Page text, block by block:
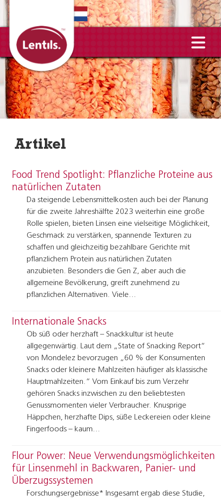
Artikel
Food Trend Spotlight: Pflanzliche Proteine aus
natürlichen Zutaten
Da steigende Lebensmittelkosten auch bei der Planung
für die zweite Jahreshälfte 2023 weiterhin eine große
Rolle spielen, bieten Linsen eine vielseitige Möglichkeit,
Geschmack zu verstärken, spannende Texturen zu
schaffen und gleichzeitig bezahlbare Gerichte mit
pflanzlichem Protein aus natürlichen Zutaten
anzubieten. Besonders die Gen Z, aber auch die
allgemeine Bevölkerung, greift zunehmend zu
pflanzlichen Alternativen. Viele…
Internationale Snacks
Ob süß oder herzhaft – Snackkultur ist heute
allgegenwärtig. Laut dem „State of Snacking Report“
von Mondelez bevorzugen „60 % der Konsumenten
Snacks oder kleinere Mahlzeiten häufiger als klassische
Hauptmahlzeiten.“ Vom Einkauf bis zum Verzehr
gehören Snacks inzwischen zu den beliebtesten
Genussmomenten vieler Verbraucher. Knusprige
Häppchen, herzhafte Dips, süße Leckereien oder kleine
Fingerfoods – kaum…
Flour Power: Neue Verwendungsmöglichkeiten
für Linsenmehl in Backwaren, Panier- und
Überzugssystemen
Forschungsergebnisse* Insgesamt ergab diese Studie,